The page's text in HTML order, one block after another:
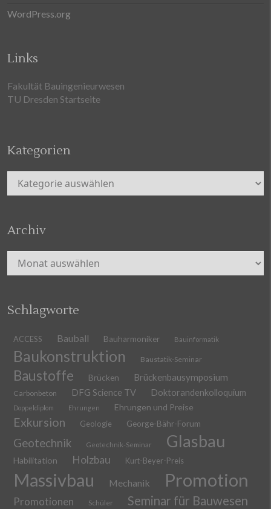
WordPress.org
Links
Fakultät Bauingenieurwesen
TU Dresden Startseite
Kategorien
Kategorien
Archiv
Archiv
Schlagworte
ACCESS Bauball Bauharmoniker Bauinformatik
Baukonstruktion Baustatik-Seminar
Baustoffe Brücken Brückenbausymposium
Carbonbeton DFG Science TV Doktorandenkolloquium
Doppeldiplom Ehrungen Ehrungen und Preise
Exkursion Geologie George-Bähr-Forum
Geotechnik Geotechnik-Seminar Glasbau
Habilitation Holzbau Kurt-Beyer-Preis
Massivbau Mechanik Promotion
Promotionen Schüler Seminar für Bauwesen